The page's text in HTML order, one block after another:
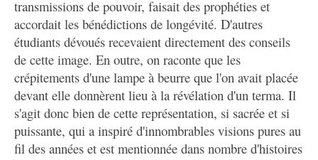
transmissions de pouvoir, faisait des prophéties et
accordait les bénédictions de longévité. D'autres
étudiants dévoués recevaient directement des conseils
de cette image. En outre, on raconte que les
crépitements d'une lampe à beurre que l'on avait placée
devant elle donnèrent lieu à la révélation d'un terma. Il
s'agit donc bien de cette représentation, si sacrée et si
puissante, qui a inspiré d'innombrables visions pures au
fil des années et est mentionnée dans nombre d'histoires